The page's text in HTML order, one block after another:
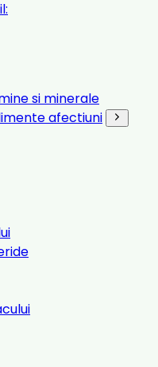
si minerale
afectiuni